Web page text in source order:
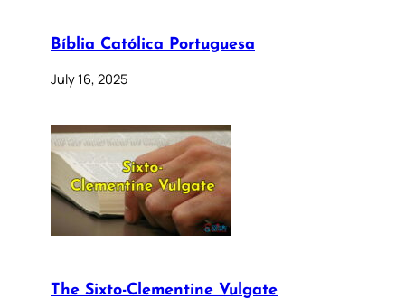
Bíblia Católica Portuguesa
July 16, 2025
The Sixto-Clementine Vulgate